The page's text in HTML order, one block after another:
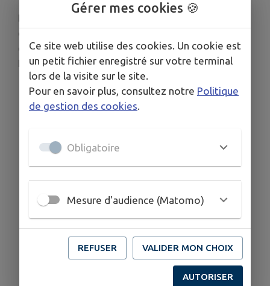
Disponible et à l’écoute, Philippe privilégie le
contact direct avec les habitants, notamment lors
de ses patrouilles pédestres.
N’hésitez pas à venir à sa rencontre.
Gérer mes cookies 🍪
Ce site web utilise des cookies. Un cookie est
un petit fichier enregistré sur votre terminal
lors de la visite sur le site.
Pour en savoir plus, consultez notre Politique
de gestion des cookies.
Obligatoire
Mesure d'audience (Matomo)
REFUSER VALIDER MON CHOIX
AUTORISER